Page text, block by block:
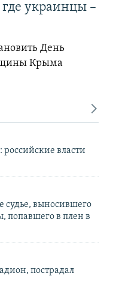
украинцы –
День
Крыма
власти
судье, выносившего
попавшего в плен в
пострадал